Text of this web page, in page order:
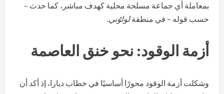
بمعاملة أي جماعة مسلحة محلية كهدف مباشر، كما حدث –
حسب قوله – في منطقةلولوُني.
أزمة الوقود: نحو خنق العاصمة
وشكلت أزمة الوقود محورًا أساسيًا في خطاب ديارا، إذ أكد أن